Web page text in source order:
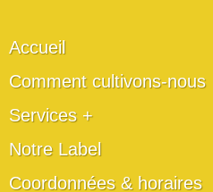
Accueil
Comment cultivons-nous
Services +
Notre Label
Coordonnées & horaires